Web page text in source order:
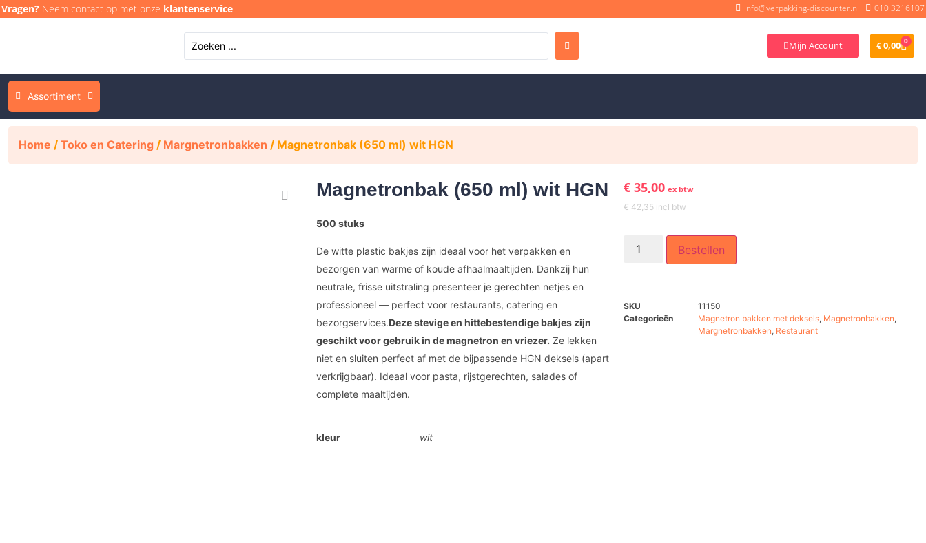
Vragen? Neem contact op met onze klantenservice info@verpakking-discounter.nl 010 3216107
Mijn Account €0,00 0
Assortiment
Home / Toko en Catering / Margnetronbakken / Magnetronbak (650 ml) wit HGN
Magnetronbak (650 ml) wit HGN
500 stuks
De witte plastic bakjes zijn ideaal voor het verpakken en
bezorgen van warme of koude afhaalmaaltijden. Dankzij hun
neutrale, frisse uitstraling presenteer je gerechten netjes en
professioneel — perfect voor restaurants, catering en
bezorgservices.Deze stevige en hittebestendige bakjes zijn
geschikt voor gebruik in de magnetron en vriezer. Ze lekken
niet en sluiten perfect af met de bijpassende HGN deksels (apart
verkrijgbaar). Ideaal voor pasta, rijstgerechten, salades of
complete maaltijden.
kleur wit
€ 35,00 ex btw
€ 42,35 incl btw
Bestellen
SKU
11150
Categorieën
Magnetron bakken met deksels, Magnetronbakken,
Margnetronbakken, Restaurant